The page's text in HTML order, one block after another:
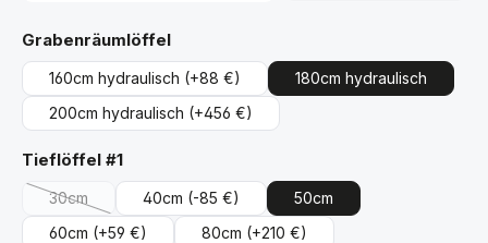
Grabenräumlöffelauswählen
160cm hydraulisch (+88 €)
180cm hydraulisch
200cm hydraulisch (+456 €)
Tieflöffel #1auswählen
30cm
(Diese Option ist zurzeit nicht verfügbar.)
40cm (-85 €)
50cm
60cm (+59 €) 80cm (+210 €)